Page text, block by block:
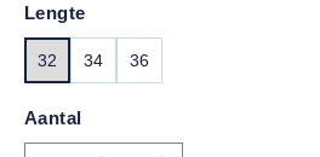
Lengte
32 34 36
Aantal